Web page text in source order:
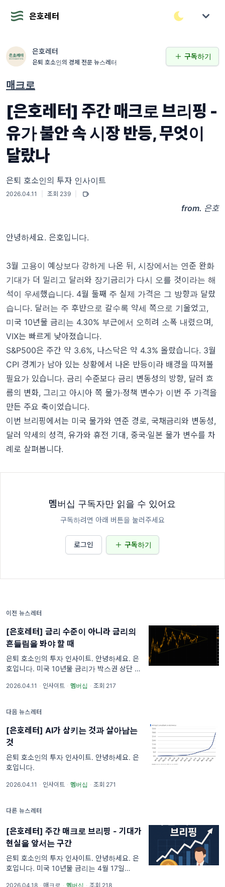
은호레터
은호레터
은퇴 호소인의 경제 전문 뉴스레터
구독하기
매크로
[은호레터] 주간 매크로 브리핑 -
유가 불안 속 시장 반등, 무엇이
달랐나
은퇴 호소인의 투자 인사이트
2026.04.11 조회 239
from. 은호
안녕하세요. 은호입니다.
3월 고용이 예상보다 강하게 나온 뒤, 시장에서는 연준 완화
기대가 더 밀리고 달러와 장기금리가 다시 오를 것이라는 해
석이 우세했습니다. 4월 둘째 주 실제 가격은 그 방향과 달랐
습니다. 달러는 주 후반으로 갈수록 약세 쪽으로 기울었고,
미국 10년물 금리는 4.30% 부근에서 오히려 소폭 내렸으며,
VIX는 빠르게 낮아졌습니다.
S&P500은 주간 약 3.6%, 나스닥은 약 4.3% 올랐습니다. 3월
CPI 경계가 남아 있는 상황에서 나온 반등이라 배경을 따져볼
필요가 있습니다. 금리 수준보다 금리 변동성의 방향, 달러 흐
름의 변화, 그리고 아시아 쪽 물가·정책 변수가 이번 주 가격을
만든 주요 축이었습니다.
이번 브리핑에서는 미국 물가와 연준 경로, 국채금리와 변동성,
달러 약세의 성격, 유가와 휴전 기대, 중국·일본 물가 변수를 차
례로 살펴봅니다.
멤버십 구독자만 읽을 수 있어요
구독하려면 아래 버튼을 눌러주세요
로그인 구독하기
이전 뉴스레터
[은호레터] 금리 수준이 아니라 금리의
흔들림을 봐야 할 때
은퇴 호소인의 투자 인사이트. 안녕하세요. 은
호입니다. 미국 10년물 금리가 박스권 상단 돌
다. 금리 수준만 보면 수주간의 변동이 원점으
2026.04.11 · 인사이트 · 멤버십 · 조회 217
다음 뉴스레터
[은호레터] AI가 삼키는 것과 살아남는
것
은퇴 호소인의 투자 인사이트. 안녕하세요. 은
호입니다.
2026.04.11 · 인사이트 · 멤버십 · 조회 271
다른 뉴스레터
[은호레터] 주간 매크로 브리핑 - 기대가
현실을 앞서는 구간
은퇴 호소인의 투자 인사이트. 안녕하세요. 은
호입니다. 미국 10년물 금리는 4월 17일
2026.04.18 · 매크로 · 멤버십 · 조회 218